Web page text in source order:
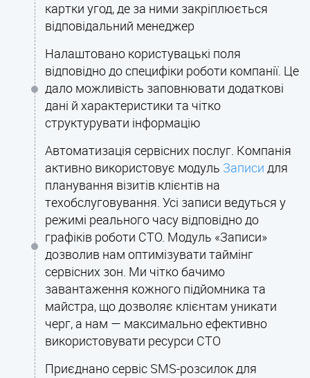
картки угод, де за ними закріплюється
відповідальний менеджер
Налаштовано користувацькі поля
відповідно до специфіки роботи компанії. Це
дало можливість заповнювати додаткові
дані й характеристики та чітко
структурувати інформацію
Автоматизація сервісних послуг. Компанія
активно використовує модуль Записи для
планування візитів клієнтів на
техобслуговування. Усі записи ведуться у
режимі реального часу відповідно до
графіків роботи СТО. Модуль «Записи»
дозволив нам оптимізувати таймінг
сервісних зон. Ми чітко бачимо
завантаження кожного підйомника та
майстра, що дозволяє клієнтам уникати
черг, а нам — максимально ефективно
використовувати ресурси СТО
Приєднано сервіс SMS-розсилок для